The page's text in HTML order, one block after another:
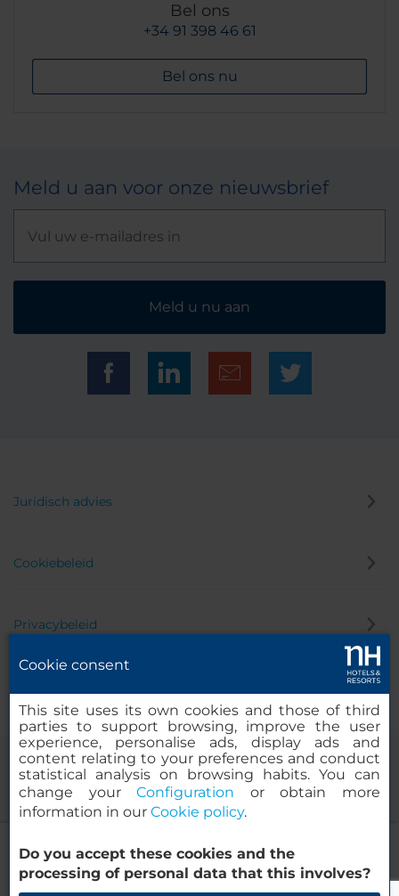
NH Hamburg Mitte
Bel ons
+34 91 398 46 61
Bel ons nu
Meld u aan voor onze nieuwsbrief
Meld u nu aan
Juridisch advies
Cookiebeleid
Privacybeleid
© 2000-2026 MINOR HOTELS EUROPE & AMERICAS Santa Engracia
120. 28003 Madrid, Spanje
Cookie consent
This site uses its own cookies and those of third
parties to support browsing, improve the user
experience, personalise ads, display ads and
content relating to your preferences and conduct
statistical analysis on browsing habits. You can
change yourConfiguration or obtain more
information in our Cookie policy.
Do you accept these cookies and the
processing of personal data that this involves?